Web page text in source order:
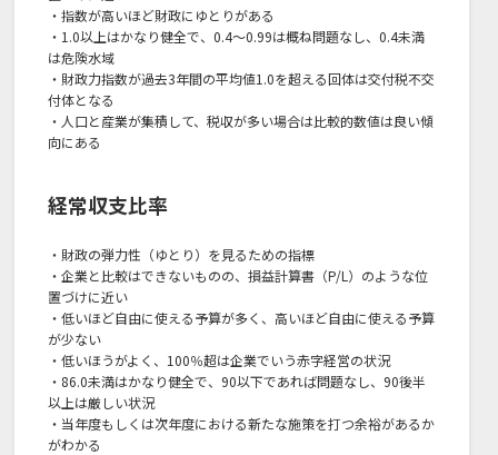
・指数が高いほど財政にゆとりがある
・1.0以上はかなり健全で、0.4～0.99は概ね問題なし、0.4未満
は危険水域
・財政力指数が過去3年間の平均値1.0を超える回体は交付税不交
付体となる
・人口と産業が集積して、税収が多い場合は比較的数値は良い傾
向にある
経常収支比率
・財政の弾力性（ゆとり）を見るための指標
・企業と比較はできないものの、損益計算書（P/L）のような位
置づけに近い
・低いほど自由に使える予算が多く、高いほど自由に使える予算
が少ない
・低いほうがよく、100％超は企業でいう赤字経営の状況
・86.0未満はかなり健全で、90以下であれば問題なし、90後半
以上は厳しい状況
・当年度もしくは次年度における新たな施策を打つ余裕があるか
がわかる